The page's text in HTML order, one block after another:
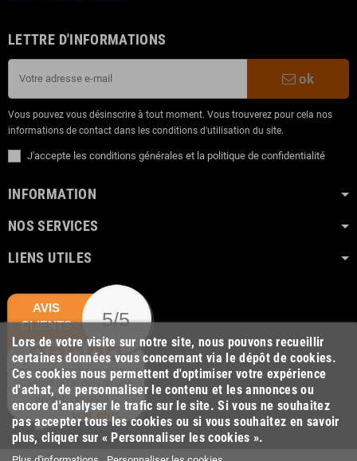
LETTRE D'INFORMATIONS
ok
Vous pouvez vous désinscrire à tout moment. Vous trouverez pour cela nos
informations de contact dans les conditions d'utilisation du site.
J'accepte les conditions générales et la politique de confidentialité
INFORMATION
NOS SERVICES
LIENS UTILES
Lors de votre visite sur notre site, nous pouvons recueillir
certaines données vous concernant via le dépôt de cookies.
Ces cookies nous permettent d'optimiser votre expérience
d'achat, de personnaliser le contenu et les annonces ou
encore d'analyser le trafic sur le site. Si vous ne souhaitez
pas accepter tous les cookies ou si vous souhaitez en savoir
plus, cliquer sur « Personnaliser les cookies ».
AVIS
CLIENTS
5/5
Comme je l'ai déjà dit une
relation conseillé...
voir plus